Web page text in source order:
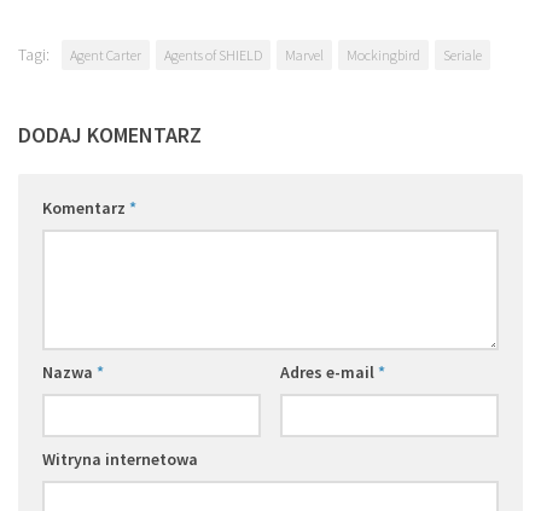
Tagi: Agent Carter Agents of SHIELD Marvel Mockingbird Seriale
DODAJ KOMENTARZ
Komentarz *
Nazwa * Adres e-mail*
Witryna internetowa